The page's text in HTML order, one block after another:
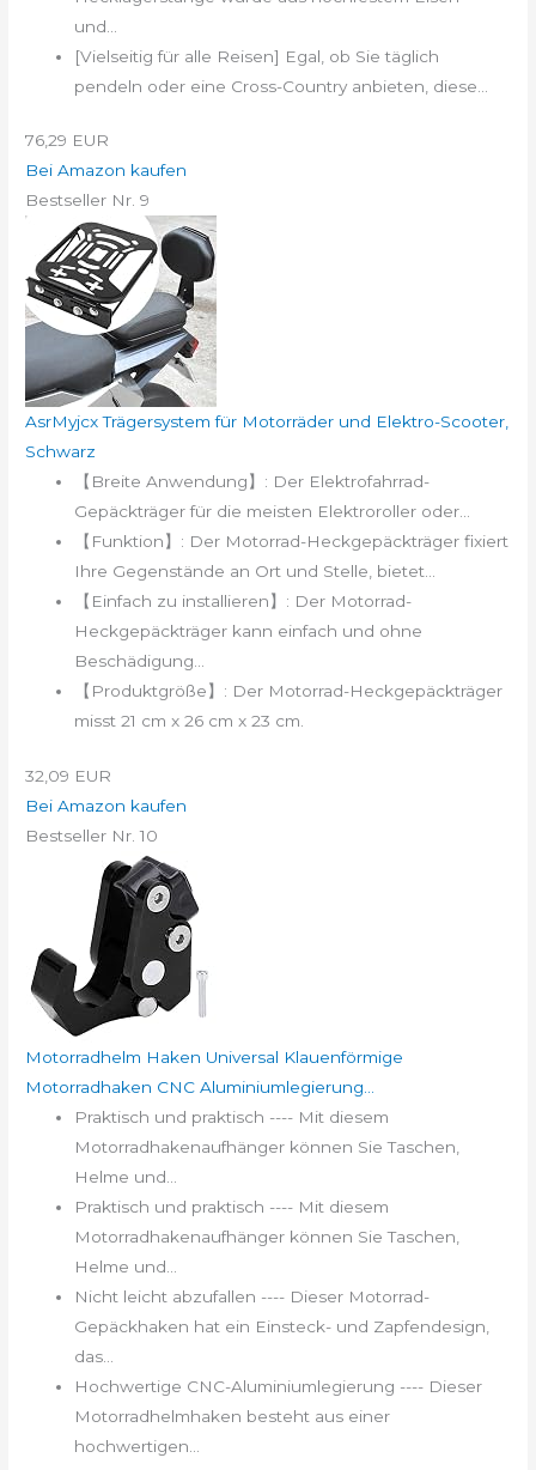
und...
[Vielseitig für alle Reisen] Egal, ob Sie täglich
pendeln oder eine Cross-Country anbieten, diese...
76,29 EUR
Bei Amazon kaufen
Bestseller Nr. 9
AsrMyjcx Trägersystem für Motorräder und Elektro-Scooter,
Schwarz
【Breite Anwendung】: Der Elektrofahrrad-
Gepäckträger für die meisten Elektroroller oder...
【Funktion】: Der Motorrad-Heckgepäckträger fixiert
Ihre Gegenstände an Ort und Stelle, bietet...
【Einfach zu installieren】: Der Motorrad-
Heckgepäckträger kann einfach und ohne
Beschädigung...
【Produktgröße】: Der Motorrad-Heckgepäckträger
misst 21 cm x 26 cm x 23 cm.
32,09 EUR
Bei Amazon kaufen
Bestseller Nr. 10
Motorradhelm Haken Universal Klauenförmige
Motorradhaken CNC Aluminiumlegierung...
Praktisch und praktisch ---- Mit diesem
Motorradhakenaufhänger können Sie Taschen,
Helme und...
Praktisch und praktisch ---- Mit diesem
Motorradhakenaufhänger können Sie Taschen,
Helme und...
Nicht leicht abzufallen ---- Dieser Motorrad-
Gepäckhaken hat ein Einsteck- und Zapfendesign,
das...
Hochwertige CNC-Aluminiumlegierung ---- Dieser
Motorradhelmhaken besteht aus einer
hochwertigen...